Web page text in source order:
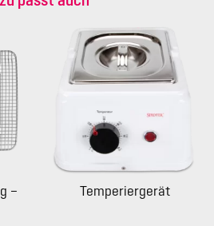
–
Temperiergerät